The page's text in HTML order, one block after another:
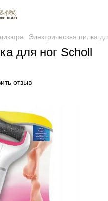
Электрическая пилка
для ног Scholl
отзыв